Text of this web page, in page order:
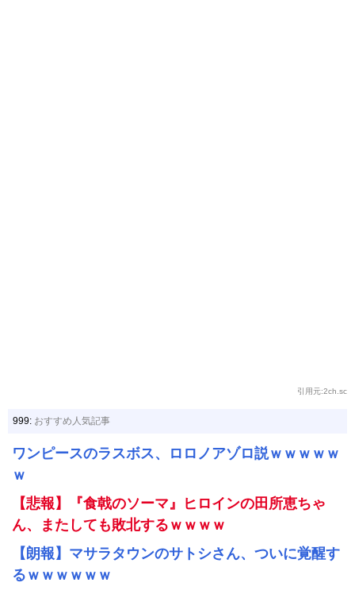
引用元:2ch.sc
999: おすすめ人気記事
ワンピースのラスボス、ロロノアゾロ説ｗｗｗｗｗ
ｗ
【悲報】『食戟のソーマ』ヒロインの田所恵ちゃ
ん、またしても敗北するｗｗｗｗ
【朗報】マサラタウンのサトシさん、ついに覚醒す
るｗｗｗｗｗｗ